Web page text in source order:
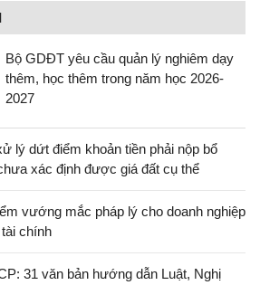
Bộ GDĐT yêu cầu quản lý nghiêm dạy
thêm, học thêm trong năm học 2026-
2027
lý dứt điểm khoản tiền phải nộp bổ
xác định được giá đất cụ thể
vướng mắc pháp lý cho doanh nghiệp
chính
31 văn bản hướng dẫn Luật, Nghị